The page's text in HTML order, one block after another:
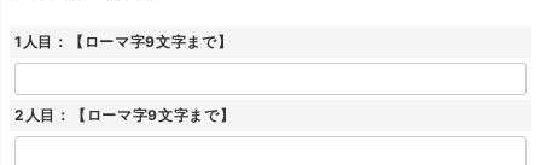
1人目：【ローマ字9文字まで】
2人目：【ローマ字9文字まで】